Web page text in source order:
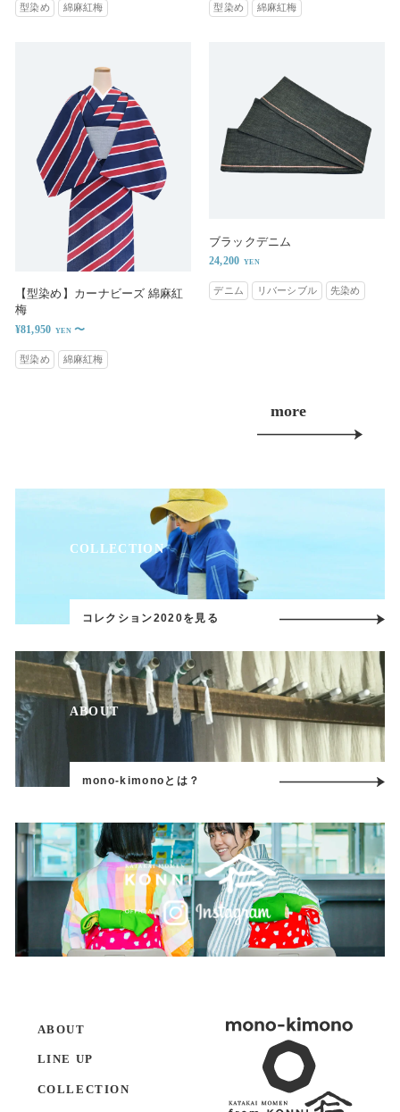
型染め 綿麻紅梅 型染め 綿麻紅梅
【型染め】カーナビーズ 綿麻紅
梅
¥81,950 〜
型染め 綿麻紅梅
ブラックデニム
24,200
デニム リバーシブル 先染め
more
COLLECTION
コレクション2020を見る
ABOUT
mono-kimonoとは？
ABOUT
LINE UP
COLLECTION